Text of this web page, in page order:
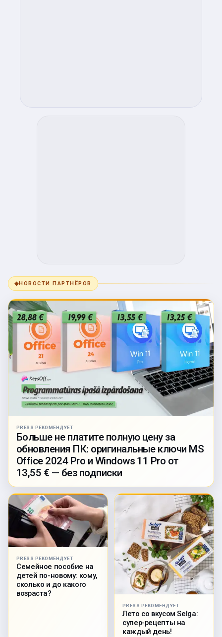
◆НОВОСТИ ПАРТНЁРОВ
PRESS РЕКОМЕНДУЕТ
Больше не платите полную цену за
обновления ПК: оригинальные ключи MS
Office 2024 Pro и Windows 11 Pro от
13,55 € — без подписки
PRESS РЕКОМЕНДУЕТ
Семейное пособие на
детей по-новому: кому,
сколько и до какого
возраста?
PRESS РЕКОМЕНДУЕТ
Лето со вкусом Selga:
супер-рецепты на
каждый день!